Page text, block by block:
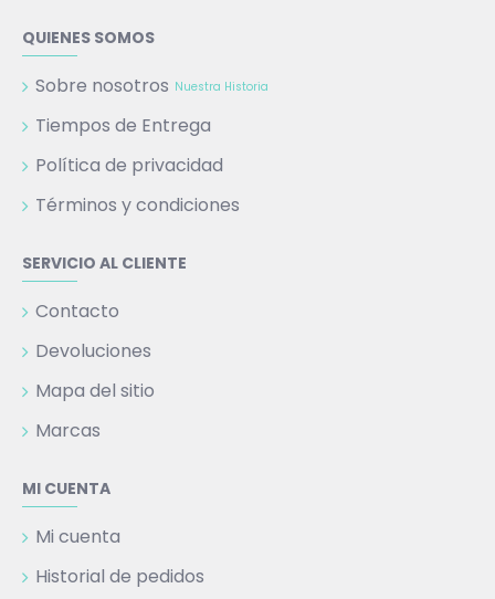
QUIENES SOMOS
Sobre nosotros Nuestra Historia
Tiempos de Entrega
Política de privacidad
Términos y condiciones
SERVICIO AL CLIENTE
Contacto
Devoluciones
Mapa del sitio
Marcas
MI CUENTA
Mi cuenta
Historial de pedidos